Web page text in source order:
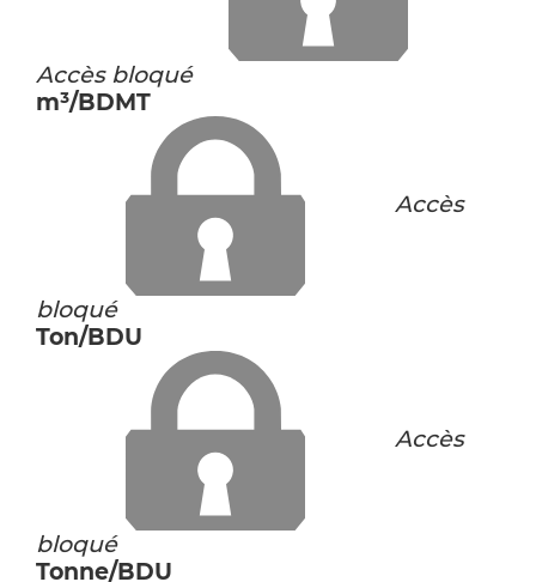
Accès bloqué
m³/BDMT
Accès
bloqué
Ton/BDU
Accès
bloqué
Tonne/BDU